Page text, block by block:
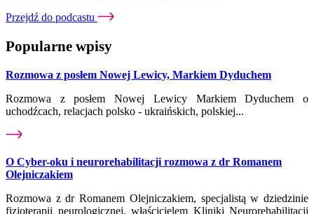
Przejdź do podcastu
Popularne wpisy
Rozmowa z posłem Nowej Lewicy, Markiem Dyduchem
Rozmowa z posłem Nowej Lewicy Markiem Dyduchem o
uchodźcach, relacjach polsko - ukraińskich, polskiej...
O Cyber-oku i neurorehabilitacji rozmowa z dr Romanem
Olejniczakiem
Rozmowa z dr Romanem Olejniczakiem, specjalistą w dziedzinie
fizjoterapii neurologicznej, właścicielem Kliniki Neurorehabilitacji